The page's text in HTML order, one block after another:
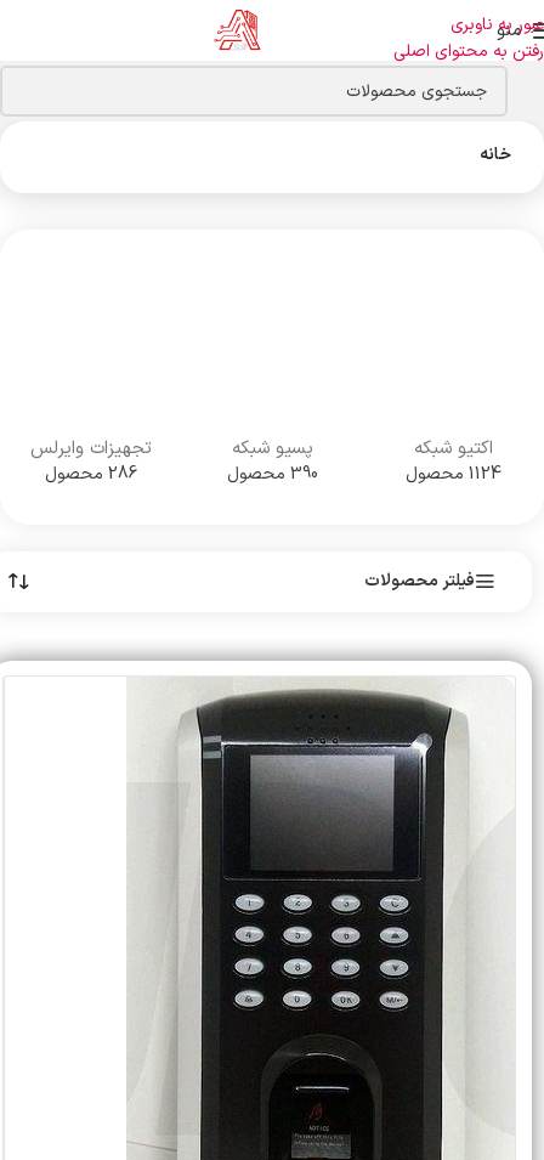
عبور به ناوبری
رفتن به محتوای اصلی
منو
خانه
اکتیو شبکه
1124 محصول
پسیو شبکه
390 محصول
تجهیزات وایرلس
286 محصول
فیلتر محصولات